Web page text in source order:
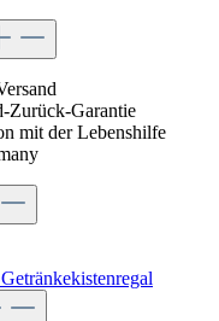
Zurück-Garantie
mit der Lebenshilfe